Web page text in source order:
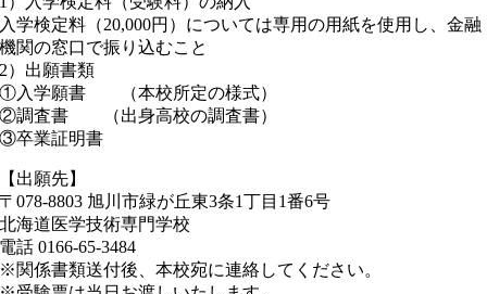
入学検定料（20,000円）については専用の用紙を使用し、金融
機関の窓口で振り込むこと
2）出願書類
①入学願書 （本校所定の様式）
②調査書 （出身高校の調査書）
③卒業証明書
【出願先】
〒078-8803 旭川市緑が丘東3条1丁目1番6号
北海道医学技術専門学校
電話 0166-65-3484
※関係書類送付後、本校宛に連絡してください。